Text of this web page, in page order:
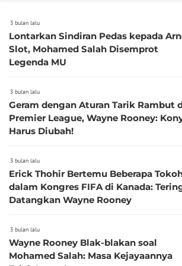
3 bulan lalu
Lontarkan Sindiran Pedas kepada
Slot, Mohamed Salah Disemprot
Legenda MU
3 bulan lalu
Geram dengan Aturan Tarik Rambut
Premier League, Wayne Rooney:
Harus Diubah!
3 bulan lalu
Erick Thohir Bertemu Beberapa
dalam Kongres FIFA di Kanada:
Datangkan Wayne Rooney
3 bulan lalu
Wayne Rooney Blak-blakan soal
Mohamed Salah: Masa Kejayaannya